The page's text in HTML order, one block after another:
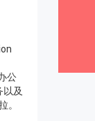
公
以及
。